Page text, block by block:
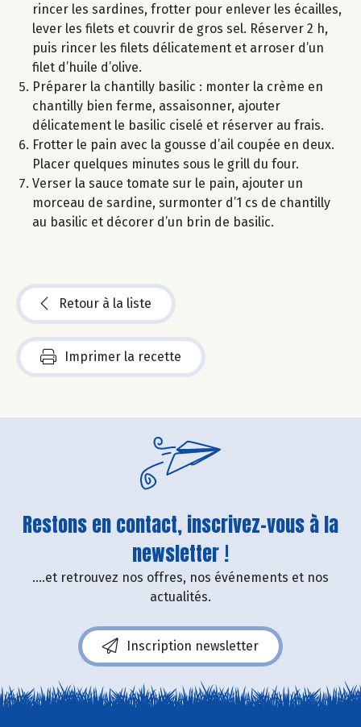
rincer les sardines, frotter pour enlever les écailles,
lever les filets et couvrir de gros sel. Réserver 2 h,
puis rincer les filets délicatement et arroser d’un
filet d’huile d’olive.
Préparer la chantilly basilic : monter la crème en
chantilly bien ferme, assaisonner, ajouter
délicatement le basilic ciselé et réserver au frais.
Frotter le pain avec la gousse d’ail coupée en deux.
Placer quelques minutes sous le grill du four.
Verser la sauce tomate sur le pain, ajouter un
morceau de sardine, surmonter d’1 cs de chantilly
au basilic et décorer d’un brin de basilic.
Retour à la liste
Imprimer la recette
Restons en contact, inscrivez-vous à la
newsletter !
....et retrouvez nos offres, nos événements et nos
actualités.
Inscription newsletter